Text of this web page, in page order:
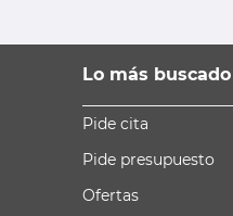
Lo más buscado
Pide cita
Pide presupuesto
Ofertas